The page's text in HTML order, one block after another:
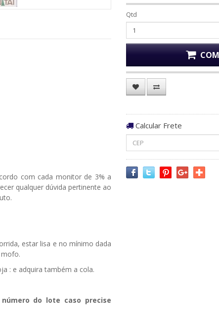
Qtd
Calcular Frete
com cada monitor de 3% a
qualquer dúvida pertinente ao
estar lisa e no mínimo dada
: e adquira também a cola.
do lote caso precise